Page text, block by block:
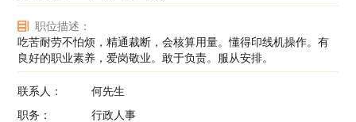
职位描述：
吃苦耐劳不怕烦，精通裁断，会核算用量。懂得印线机操作。有
良好的职业素养，爱岗敬业。敢于负责。服从安排。
联系人：
何先生
职务：
行政人事